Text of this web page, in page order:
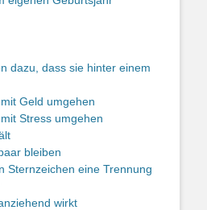
dazu, dass sie hinter einem
Geld umgehen
Stress umgehen
bleiben
Sternzeichen eine Trennung
wirkt